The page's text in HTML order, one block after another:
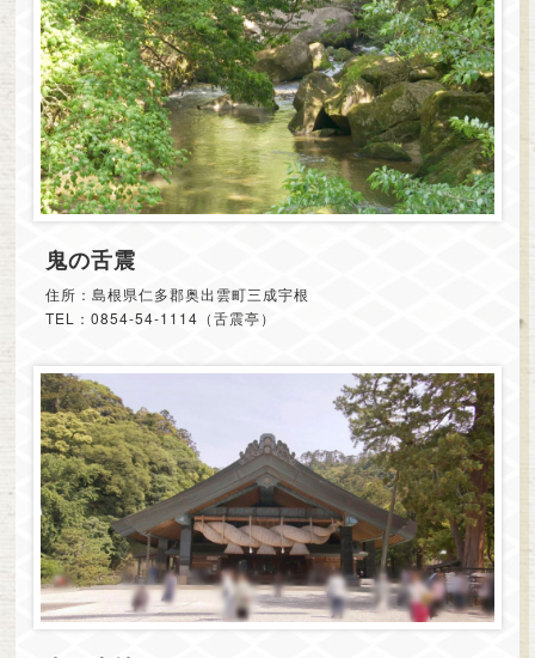
鬼の舌震
住所：島根県仁多郡奥出雲町三成宇根
TEL：0854-54-1114（舌震亭）